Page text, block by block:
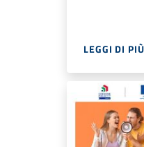
LEGGI DI PIÙ